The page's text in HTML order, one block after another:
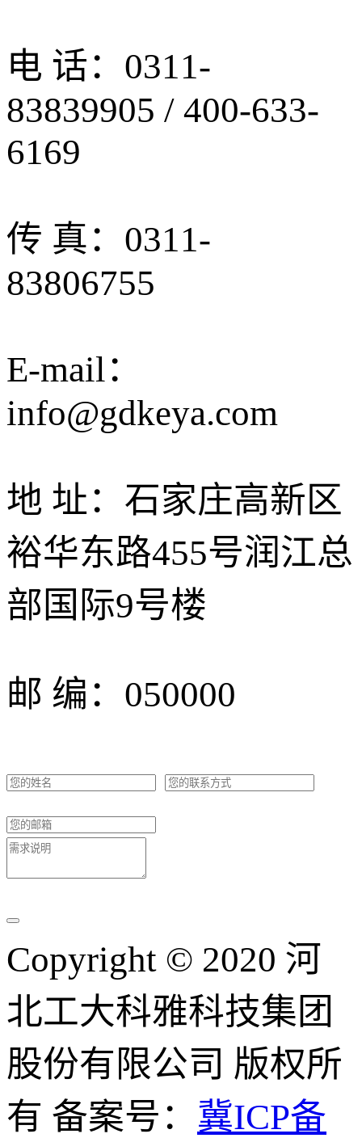
电 话：0311-
83839905 / 400-633-
6169
传 真：0311-
83806755
E-mail：
info@gdkeya.com
地 址：石家庄高新区
裕华东路455号润江总
部国际9号楼
邮 编：050000
Copyright © 2020 河
北工大科雅科技集团
股份有限公司 版权所
有 备案号： 冀ICP备